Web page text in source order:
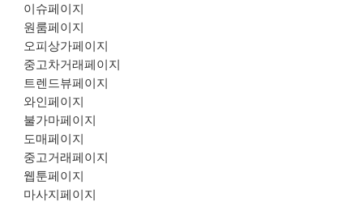
이슈페이지
원룸페이지
오피상가페이지
중고차거래페이지
트렌드뷰페이지
와인페이지
불가마페이지
도매페이지
중고거래페이지
웹툰페이지
마사지페이지